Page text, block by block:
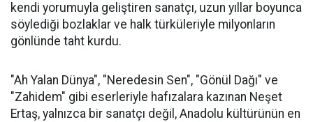
kendi yorumuyla geliştiren sanatçı, uzun yıllar boyunca
söylediği bozlaklar ve halk türküleriyle milyonların
gönlünde taht kurdu.
"Ah Yalan Dünya", "Neredesin Sen", "Gönül Dağı" ve
"Zahidem" gibi eserleriyle hafızalara kazınan Neşet
Ertaş, yalnızca bir sanatçı değil, Anadolu kültürünün en